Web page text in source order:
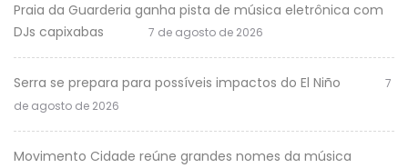
Praia da Guarderia ganha pista de música eletrônica com
DJs capixabas
7 de agosto de 2026
Serra se prepara para possíveis impactos do El Niño
7
de agosto de 2026
Movimento Cidade reúne grandes nomes da música